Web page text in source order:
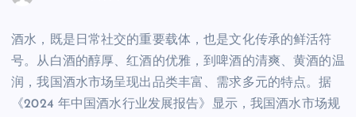
酒水，既是日常社交的重要载体，也是文化传承的鲜活符
号。从白酒的醇厚、红酒的优雅，到啤酒的清爽、黄酒的温
润，我国酒水市场呈现出品类丰富、需求多元的特点。据
《2024 年中国酒水行业发展报告》显示，我国酒水市场规